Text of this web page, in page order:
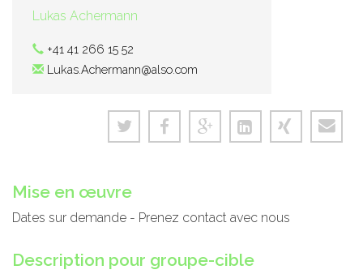
Lukas Achermann
+41 41 266 15 52
Lukas.Achermann@also.com
Mise en œuvre
Dates sur demande - Prenez contact avec nous
Description pour groupe-cible